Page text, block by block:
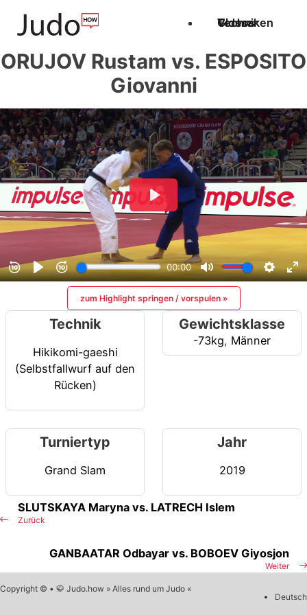
Techniken
Videos
Glossar
ORUJOV Rustam vs. ESPOSITO
Giovanni
zum Highlight springen / vorspulen »
Technik
Hikikomi-gaeshi
(Selbstfallwurf auf den
Rücken)
Gewichtsklasse
-73kg, Männer
Turniertyp
Grand Slam
Jahr
2019
Zurück
SLUTSKAYA Maryna vs. LATRECH Islem
Weiter
GANBAATAR Odbayar vs. BOBOEV Giyosjon
Copyright © • 🥋 Judo.how » Alles rund um Judo «
Deutsch